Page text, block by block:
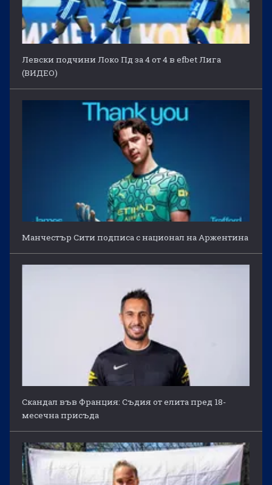
Левски подчини Локо Пд за 4 от 4 в efbet Лига
(ВИДЕО)
Манчестър Сити подписа с национал на Аржентина
Скандал във Франция: Съдия от елита пред 18-
месечна присъда